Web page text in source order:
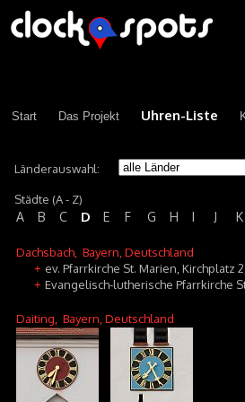
Start Das Projekt Uhren-Liste
Länderauswahl:
Städte (A - Z)
A B C D E F G H I J K
Dachsbach , Bayern, Deutschland
+ ev. Pfarrkirche St. Marien, Kirchplatz
+ Evangelisch-lutherische Pfarrkirche
Daiting , Bayern, Deutschland